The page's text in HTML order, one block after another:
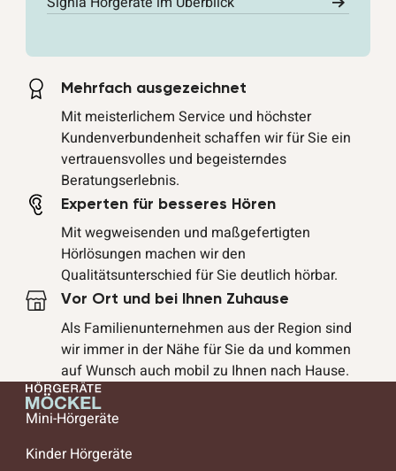
Mehrfach ausgezeichnet
Mit meisterlichem Service und höchster
Kundenverbundenheit schaffen wir für Sie ein
vertrauensvolles und begeisterndes
Beratungserlebnis.
Experten für besseres Hören
Mit wegweisenden und maßgefertigten
Hörlösungen machen wir den
Qualitätsunterschied für Sie deutlich hörbar.
Vor Ort und bei Ihnen Zuhause
Als Familienunternehmen aus der Region sind
wir immer in der Nähe für Sie da und kommen
auf Wunsch auch mobil zu Ihnen nach Hause.
Mini-Hörgeräte
Kinder Hörgeräte